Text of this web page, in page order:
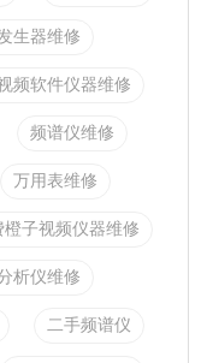
生器维修
频软件仪器维修
频谱仪维修
万用表维修
橙子视频仪器维修
析仪维修
二手频谱仪